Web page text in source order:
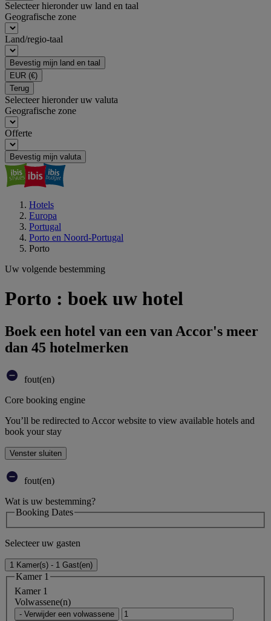
Selecteer hieronder uw land en taal
Geografische zone
Land/regio-taal
Bevestig mijn land en taal
EUR (€)
Terug
Selecteer hieronder uw valuta
Geografische zone
Offerte
Bevestig mijn valuta
Hotels
Europa
Portugal
Porto en Noord-Portugal
Porto
Uw volgende bestemming
Porto : boek uw hotel
Boek een hotel van een van Accor's meer
dan 45 hotelmerken
fout(en)
Core booking engine
You’ll be redirected to Accor website to view available hotels and
book your stay
Venster sluiten
fout(en)
Wat is uw bestemming?
Booking Dates
Selecteer uw gasten
1 Kamer(s) - 1 Gast(en)
Kamer 1
Kamer 1
Volwassene(n)
- Verwijder een volwassene